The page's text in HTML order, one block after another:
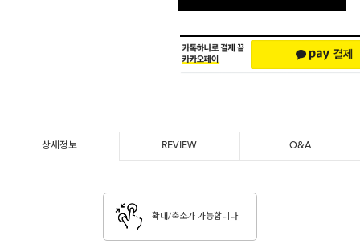
상세정보 REVIEW Q&A
확대/축소가 가능합니다